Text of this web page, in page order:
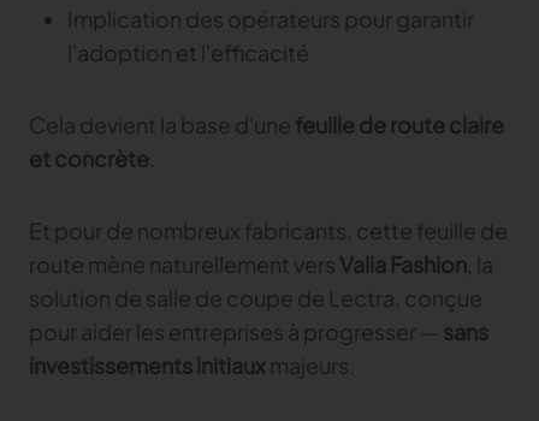
Implication des opérateurs pour garantir
l'adoption et l'efficacité
Cela devient la base d'une feuille de route claire
et concrète.
Et pour de nombreux fabricants, cette feuille de
route mène naturellement vers Valia Fashion, la
solution de salle de coupe de Lectra, conçue
pour aider les entreprises à progresser — sans
investissements initiaux majeurs.